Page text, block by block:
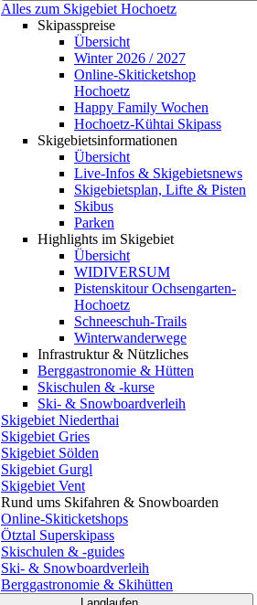
Alles zum Skigebiet Hochoetz
Skipasspreise
Übersicht
Winter 2026 / 2027
Online-Skiticketshop
Hochoetz
Happy Family Wochen
Hochoetz-Kühtai Skipass
Skigebietsinformationen
Übersicht
Live-Infos & Skigebietsnews
Skigebietsplan, Lifte & Pisten
Skibus
Parken
Highlights im Skigebiet
Übersicht
WIDIVERSUM
Pistenskitour Ochsengarten-
Hochoetz
Schneeschuh-Trails
Winterwanderwege
Infrastruktur & Nützliches
Berggastronomie & Hütten
Skischulen & -kurse
Ski- & Snowboardverleih
Skigebiet Niederthai
Skigebiet Gries
Skigebiet Sölden
Skigebiet Gurgl
Skigebiet Vent
Rund ums Skifahren & Snowboarden
Online-Skiticketshops
Ötztal Superskipass
Skischulen & -guides
Ski- & Snowboardverleih
Berggastronomie & Skihütten